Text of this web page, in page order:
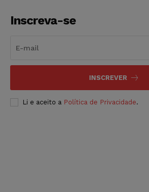
Inscreva-se
INSCREVER
Li e aceito a Política de Privacidade.